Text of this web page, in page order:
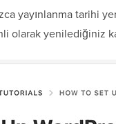
yayınlanma tarihi
olarak yenilediğiniz